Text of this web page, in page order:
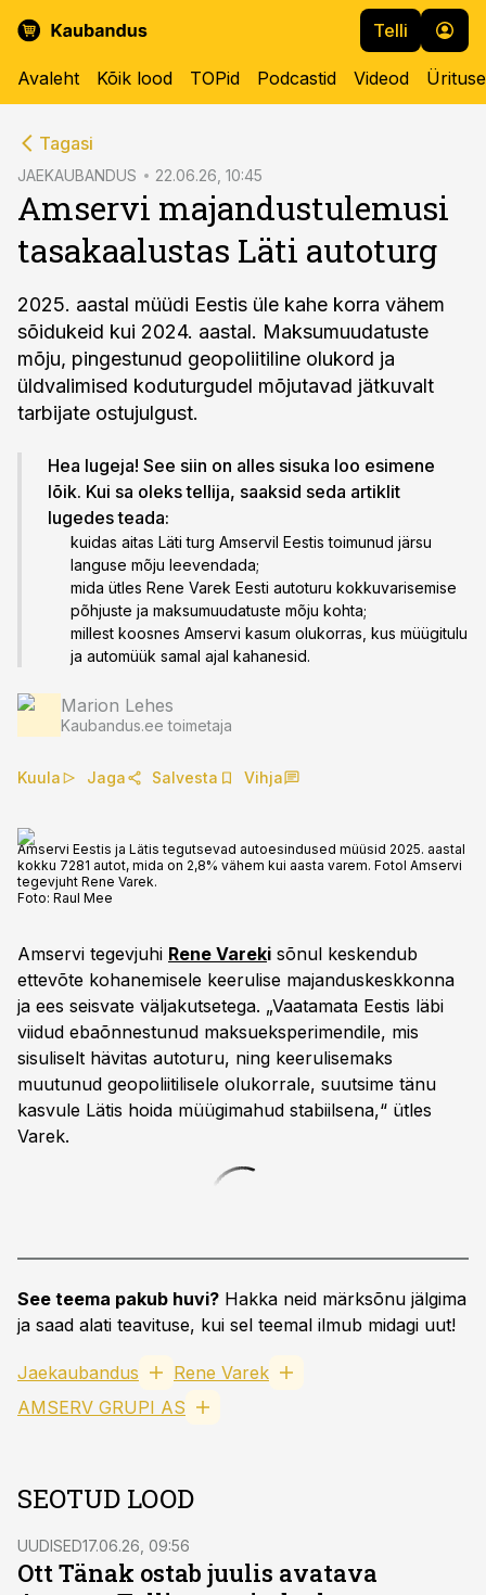
Telli
Avaleht Kõik lood TOPid Podcastid Videod
Tagasi
JAEKAUBANDUS 22.06.26, 10:45
Amservi majandustulemusi
tasakaalustas Läti autoturg
2025. aastal müüdi Eestis üle kahe korra vähem
sõidukeid kui 2024. aastal. Maksumuudatuste
mõju, pingestunud geopoliitiline olukord ja
üldvalimised koduturgudel mõjutavad jätkuvalt
tarbijate ostujulgust.
Hea lugeja! See siin on alles sisuka loo esimene
lõik. Kui sa oleks tellija, saaksid seda artiklit
lugedes teada:
kuidas aitas Läti turg Amservil Eestis toimunud järsu
languse mõju leevendada;
mida ütles Rene Varek Eesti autoturu kokkuvarisemise
põhjuste ja maksumuudatuste mõju kohta;
millest koosnes Amservi kasum olukorras, kus müügitulu
ja automüük samal ajal kahanesid.
Marion Lehes
Kaubandus.ee toimetaja
Kuula Jaga Salvesta Vihja
Amservi Eestis ja Lätis tegutsevad autoesindused müüsid 2025. aastal
kokku 7281 autot, mida on 2,8% vähem kui aasta varem. Fotol Amservi
tegevjuht Rene Varek.
Foto: Raul Mee
Amservi tegevjuhi Rene Vareki sõnul keskendub
ettevõte kohanemisele keerulise majanduskeskkonna
ja ees seisvate väljakutsetega. „Vaatamata Eestis läbi
viidud ebaõnnestunud maksueksperimendile, mis
sisuliselt hävitas autoturu, ning keerulisemaks
muutunud geopoliitilisele olukorrale, suutsime tänu
kasvule Lätis hoida müügimahud stabiilsena,“ ütles
Varek.
See teema pakub huvi? Hakka neid märksõnu jälgima
ja saad alati teavituse, kui sel teemal ilmub midagi uut!
Jaekaubandus
Rene Varek
AMSERV GRUPI AS
SEOTUD LOOD
UUDISED17.06.26, 09:56
Ott Tänak ostab juulis avatava